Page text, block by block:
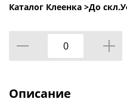
Каталог Клеенка >До
Описание